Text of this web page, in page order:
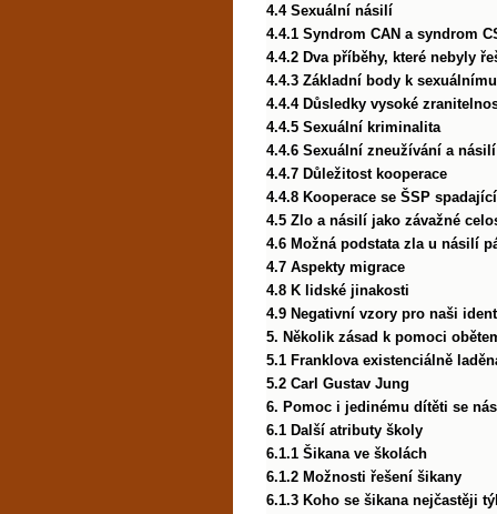
4.4 Sexuální násilí
4.4.1 Syndrom CAN a syndrom
4.4.2 Dva příběhy, které nebyly
4.4.3 Základní body k
4.4.4 Důsledky vysoké
4.4.5 Sexuální kriminalita
4.4.6 Sexuální zneužívání a
4.4.7 Důležitost kooperace
4.4.8 Kooperace se ŠSP
4.5 Zlo a násilí jako závažné
4.6 Možná podstata zla u násilí
4.7 Aspekty migrace
4.8 K lidské jinakosti
4.9 Negativní vzory pro naši
5. Několik zásad k pomoci
5.1 Franklova existenciálně
5.2 Carl Gustav Jung
6. Pomoc i jedinému dítěti se
6.1 Další atributy školy
6.1.1 Šikana ve školách
6.1.2 Možnosti řešení šikany
6.1.3 Koho se šikana nejčastěji